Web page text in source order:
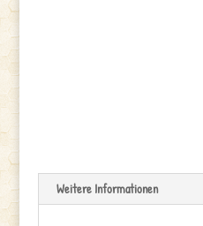
Weitere Informationen